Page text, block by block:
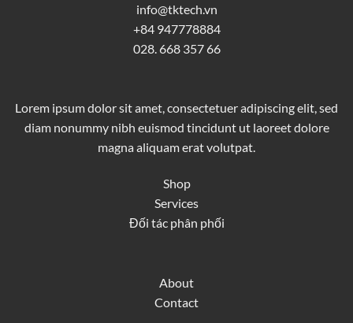
info@tktech.vn
+84 947778884
028. 668 357 66
Lorem ipsum dolor sit amet, consectetuer adipiscing elit, sed
diam nonummy nibh euismod tincidunt ut laoreet dolore
magna aliquam erat volutpat.
Shop
Services
Đối tác phân phối
About
Contact